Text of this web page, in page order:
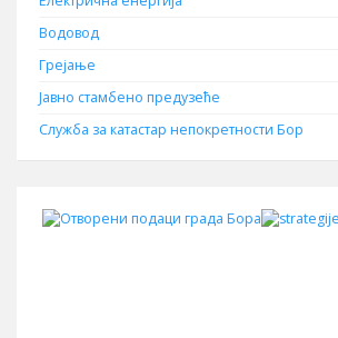
Водовод
Грејање
Јавно стамбено предузеће
Служба за катастар непокретности Бор